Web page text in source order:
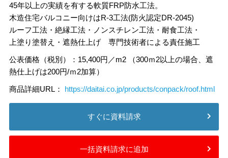
45年以上の実績を有する軟質FRP防水工法。
木造住宅バルコニー向けはR-3工法(防火認定DR-2045)
ルーフ工法・絶縁工法・ノンスチレン工法・耐食工法・
上塗り塗替え・遮熱仕上げ 専門技術者による責任施工
公表価格（税別）：15,400円／m2 （300ｍ2以上の場合、遮
熱仕上げは200円/ｍ2加算）
商品詳細URL： https://daitai.co.jp/products/conpack/roof.html
すぐに資料請求
一括資料請求に追加